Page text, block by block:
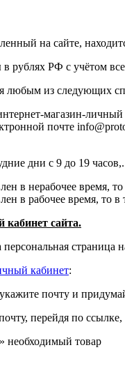
на сайте,
рублях РФ с учётом
любым из следующих
магазин-личный
почте
дни с 9 до 19
в нерабочее время,
в рабочее время, то
кабинет сайта.
страница
кабинет:
почту и
перейдя по
необходимый товар